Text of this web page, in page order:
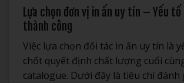
Lựa chọn đơn vị in ấn uy tín – Yếu
thành công
Việc lựa chọn đối tác in ấn uy tín là
chốt quyết định chất lượng cuối
catalogue. Dưới đây là tiêu chí đánh